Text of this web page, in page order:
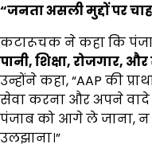
“जनता असली मुद्दों पर
कटारूचक ने कहा कि
पानी,शिक्षा,रोजगार, और
उन्होंने कहा, “AAP की
सेवा करना और अपने वादे
पंजाब को आगे ले जाना, न
उलझाना।”